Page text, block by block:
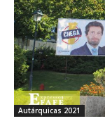
Autárquicas 2021